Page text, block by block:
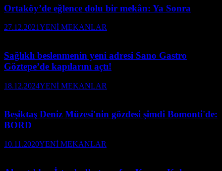
Ortaköy’de eğlence dolu bir mekân: Ya Sonra
27.12.2021YENİ MEKANLAR
Sağlıklı beslenmenin yeni adresi Sano Gastro
Göztepe’de kapılarını açtı!
18.12.2024YENİ MEKANLAR
Beşiktaş Deniz Müzesi'nin gözdesi şimdi Bomonti'de:
BORD
10.11.2020YENİ MEKANLAR